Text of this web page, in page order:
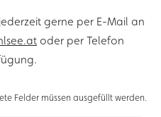
gerne per E-Mail an
oder per Telefon
Felder müssen ausgefüllt werden.